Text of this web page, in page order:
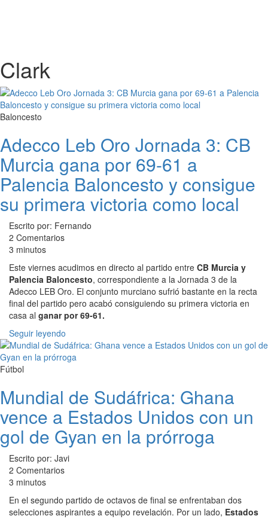
Clark
Baloncesto
Adecco Leb Oro Jornada 3: CB
Murcia gana por 69-61 a
Palencia Baloncesto y consigue
su primera victoria como local
Escrito por: Fernando
2 Comentarios
3 minutos
Este viernes acudimos en directo al partido entre CB Murcia y
Palencia Baloncesto, correspondiente a la Jornada 3 de la
Adecco LEB Oro. El conjunto murciano sufrió bastante en la recta
final del partido pero acabó consiguiendo su primera victoria en
casa al ganar por 69-61.
Seguir leyendo
Fútbol
Mundial de Sudáfrica: Ghana
vence a Estados Unidos con un
gol de Gyan en la prórroga
Escrito por: Javi
2 Comentarios
3 minutos
En el segundo partido de octavos de final se enfrentaban dos
selecciones aspirantes a equipo revelación. Por un lado, Estados